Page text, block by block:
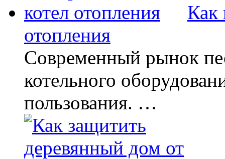
Как
отопления
Современный рынок
котельного
пользования. …